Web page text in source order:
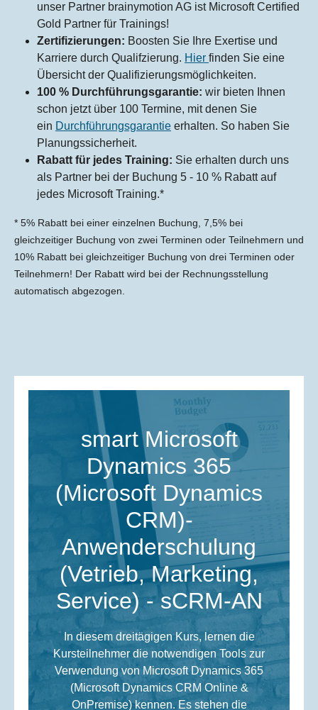
unser Partner brainymotion AG ist Microsoft Certified
Gold Partner für Trainings!
Zertifizierungen: Boosten Sie Ihre Exertise und
Karriere durch Qualifzierung. Hier finden Sie eine
Übersicht der Qualifizierungsmöglichkeiten.
100 % Durchführungsgarantie: wir bieten Ihnen
schon jetzt über 100 Termine, mit denen Sie
ein Durchführungsgarantie erhalten. So haben Sie
Planungssicherheit.
Rabatt für jedes Training: Sie erhalten durch uns
als Partner bei der Buchung 5 - 10 % Rabatt auf
jedes Microsoft Training.*
* 5% Rabatt bei einer einzelnen Buchung, 7,5% bei
gleichzeitiger Buchung von zwei Terminen oder Teilnehmern und
10% Rabatt bei gleichzeitiger Buchung von drei Terminen oder
Teilnehmern! Der Rabatt wird bei der Rechnungsstellung
automatisch abgezogen.
smart Microsoft
Dynamics 365
(Microsoft Dynamics
CRM)-
Anwenderschulung
(Vetrieb, Marketing,
Service) - sCRM-AN
In diesem dreitägigen Kurs, lernen die
Kursteilnehmer die notwendigen Tools zur
Verwendung von Microsoft Dynamics 365
(Microsoft Dynamics CRM Online &
OnPremise) kennen. Es stehen die